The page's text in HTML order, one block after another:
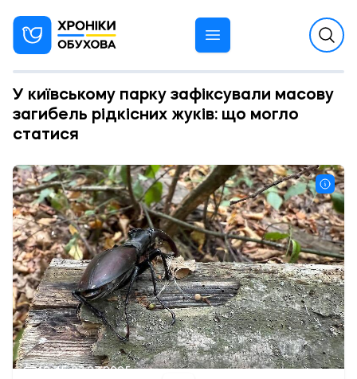
У київському парку зафіксували масову
загибель рідкісних жуків: що могло
статися
12:45 27.07.2025